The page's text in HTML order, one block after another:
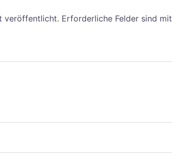
veröffentlicht. Erforderliche Felder sind mit